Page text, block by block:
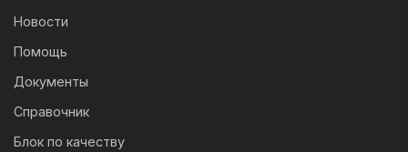
Новости
Помощь
Документы
Справочник
Блок по качеству